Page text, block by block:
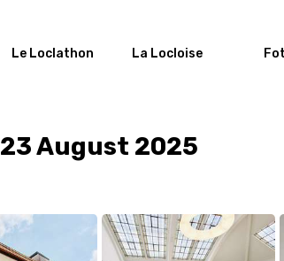
Le Loclathon La Locloise
23 August 2025